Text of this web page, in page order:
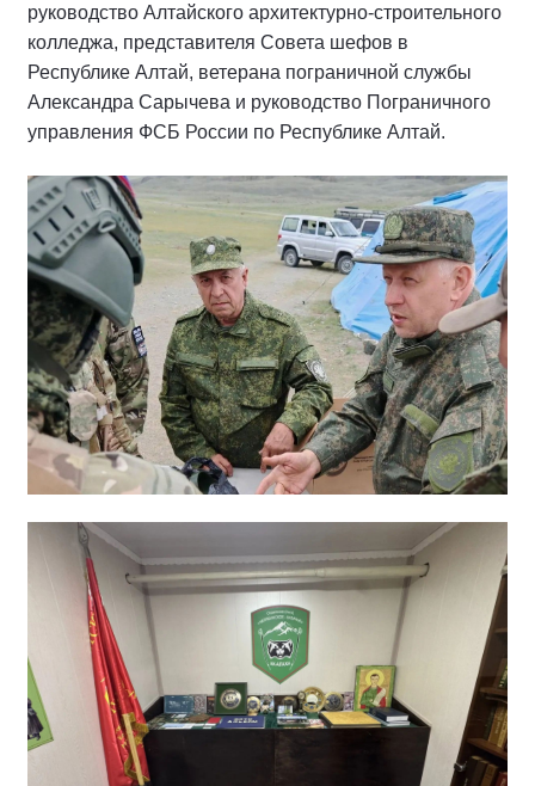
руководство Алтайского архитектурно-строительного
колледжа, представителя Совета шефов в
Республике Алтай, ветерана пограничной службы
Александра Сарычева и руководство Пограничного
управления ФСБ России по Республике Алтай.